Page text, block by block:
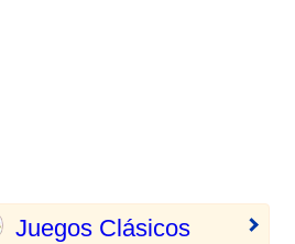
Juegos Clásicos